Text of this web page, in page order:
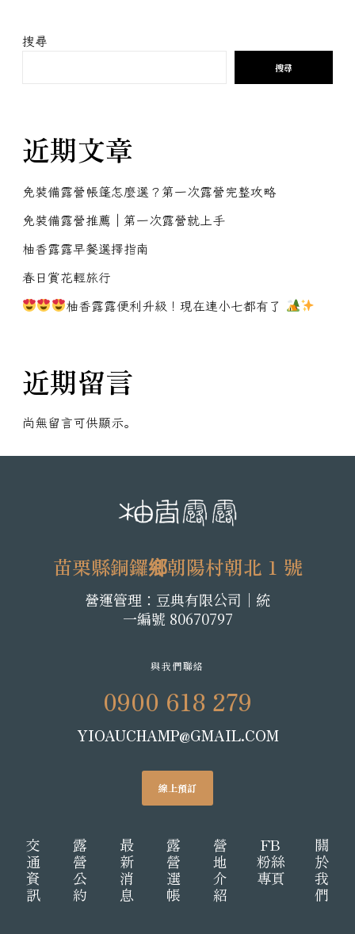
搜尋
搜尋
近期文章
免裝備露營帳篷怎麼選？第一次露營完整攻略
免裝備露營推薦｜第一次露營就上手
柚香露露早餐選擇指南
春日賞花輕旅行
柚香露露便利升級！現在連小七都有了
近期留言
尚無留言可供顯示。
苗栗縣銅鑼鄉朝陽村朝北 1 號
營運管理：豆典有限公司│統
一編號 80670797
與我們聯絡
0900 618 279
YIOAUCHAMP@GMAIL.COM
線上預訂
交
通
資
訊
露
營
公
約
最
新
消
息
露
營
選
帳
營
地
介
紹
FB
粉絲
專頁
關
於
我
們